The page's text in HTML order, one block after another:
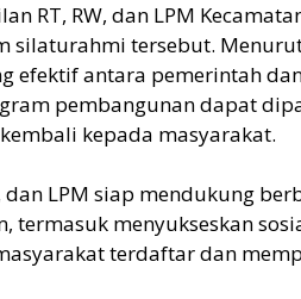
RT, RW, dan LPM
silaturahmi tersebut.
efektif antara pemerintah
pembangunan dapat
kepada masyarakat.
dan LPM siap mendukung
termasuk menyukseskan
terdaftar dan